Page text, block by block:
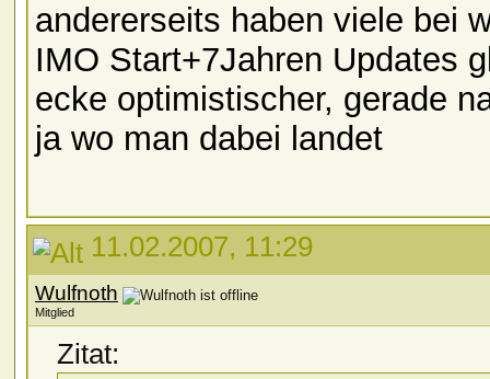
andererseits haben viele bei
IMO Start+7Jahren Updates
ecke optimistischer, gerade
ja wo man dabei landet
11.02.2007, 11:29
Wulfnoth
Mitglied
Zitat: